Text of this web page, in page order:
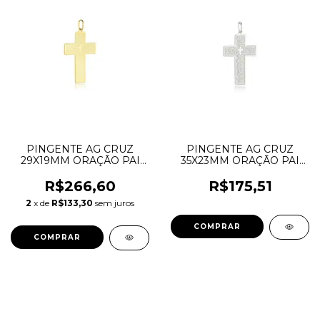
PINGENTE AG CRUZ
29X19MM ORAÇÃO PAI
CRUZ LISA CENTRO
DRNPIAU.85
R$266,60
2 x de R$133,30 sem juros
PINGENTE AG CRUZ
35X23MM ORAÇÃO PAI
CRUZ LISA CENTRO
DRNPIAG.1127
R$175,51